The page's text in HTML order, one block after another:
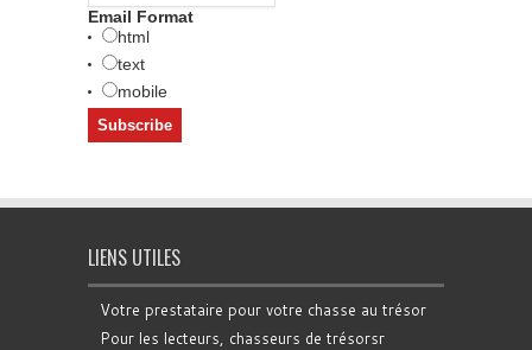
Email Format
html
text
mobile
LIENS UTILES
Votre prestataire pour votre chasse au trésor
Pour les lecteurs, chasseurs de trésorsr